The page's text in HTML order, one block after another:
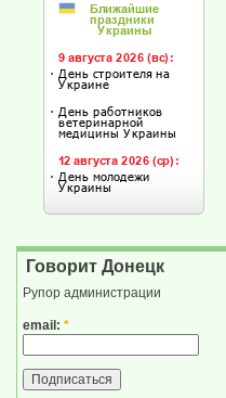
Говорит Донецк
Рупор администрации
email: *